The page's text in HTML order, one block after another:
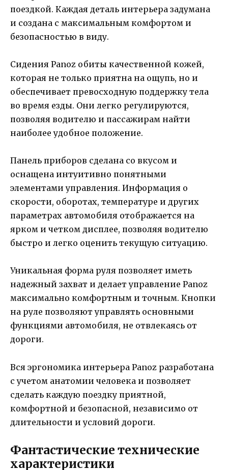
поездкой. Каждая деталь интерьера задумана
и создана с максимальным комфортом и
безопасностью в виду.
Сидения Panoz обиты качественной кожей,
которая не только приятна на ощупь, но и
обеспечивает превосходную поддержку тела
во время езды. Они легко регулируются,
позволяя водителю и пассажирам найти
наиболее удобное положение.
Панель приборов сделана со вкусом и
оснащена интуитивно понятными
элементами управления. Информация о
скорости, оборотах, температуре и других
параметрах автомобиля отображается на
ярком и четком дисплее, позволяя водителю
быстро и легко оценить текущую ситуацию.
Уникальная форма руля позволяет иметь
надежный захват и делает управление Panoz
максимально комфортным и точным. Кнопки
на руле позволяют управлять основными
функциями автомобиля, не отвлекаясь от
дороги.
Вся эргономика интерьера Panoz разработана
с учетом анатомии человека и позволяет
сделать каждую поездку приятной,
комфортной и безопасной, независимо от
длительности и условий дороги.
Фантастические технические
характеристики